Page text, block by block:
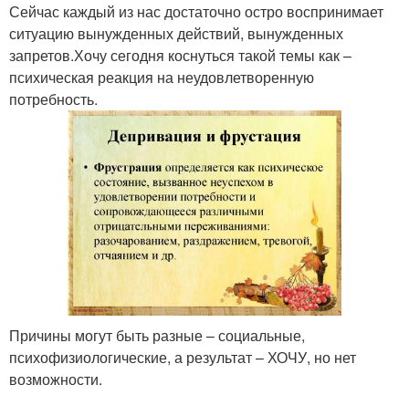
Сейчас каждый из нас достаточно остро воспринимает
ситуацию вынужденных действий, вынужденных
запретов.Хочу сегодня коснуться такой темы как –
психическая реакция на неудовлетворенную
потребность.
Причины могут быть разные – социальные,
психофизиологические, а результат – ХОЧУ, но нет
возможности.